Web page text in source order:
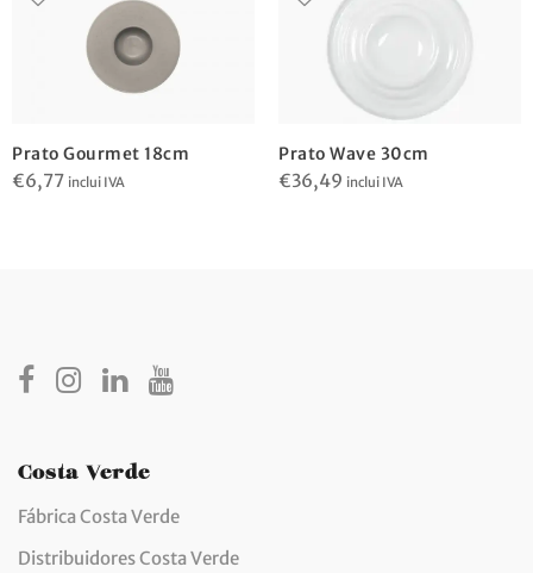
Prato Gourmet 18cm
€6,77 inclui IVA
Prato Wave 30cm
€36,49 inclui IVA
Costa Verde
Fábrica Costa Verde
Distribuidores Costa Verde